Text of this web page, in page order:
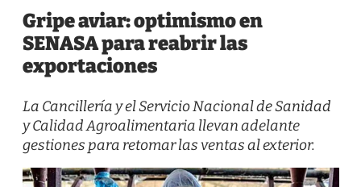
Gripe aviar: optimismo en
SENASA para reabrir las
exportaciones
La Cancillería y el Servicio Nacional de Sanidad
y Calidad Agroalimentaria llevan adelante
gestiones para retomar las ventas al exterior.